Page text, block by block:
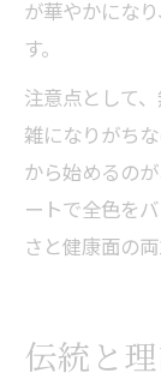
が華やかにな
す。
注意点として
雑になりがち
から始めるの
ートで全色を
さと健康面の
伝統と